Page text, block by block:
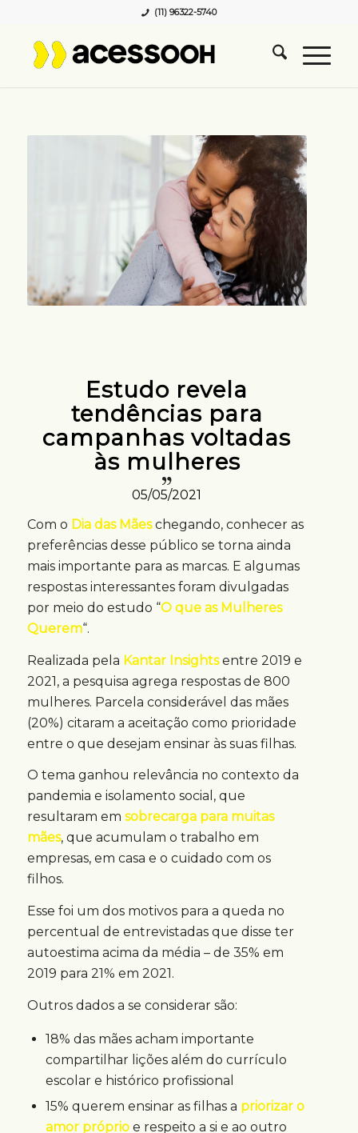
(11) 96322-5740
Estudo revela
tendências para
campanhas voltadas
às mulheres
05/05/2021
Com o Dia das Mãeschegando, conhecer as
preferências desse público se torna ainda
mais importante para as marcas. E algumas
respostas interessantes foram divulgadas
por meio do estudo “O que as Mulheres
Querem“.
Realizada pela Kantar Insightsentre 2019 e
2021, a pesquisa agrega respostas de 800
mulheres. Parcela considerável das mães
(20%) citaram a aceitação como prioridade
entre o que desejam ensinar às suas filhas.
O tema ganhou relevância no contexto da
pandemia e isolamento social, que
resultaram em sobrecarga para muitas
mães, que acumulam o trabalho em
empresas, em casa e o cuidado com os
filhos.
Esse foi um dos motivos para a queda no
percentual de entrevistadas que disse ter
autoestima acima da média – de 35% em
2019 para 21% em 2021.
Outros dados a se considerar são:
18% das mães acham importante
compartilhar lições além do currículo
escolar e histórico profissional
15% querem ensinar as filhas a priorizar o
amor próprioe respeito a si e ao outro